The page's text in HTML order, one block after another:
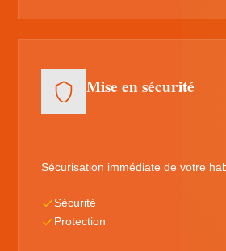
Mise en sécurité
Sécurisation immédiate de votre
Sécurité
Protection